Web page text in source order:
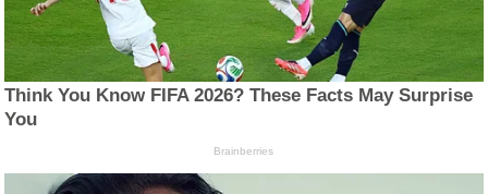
Think You Know FIFA 2026? These Facts May Surprise
You
Brainberries